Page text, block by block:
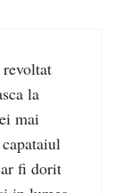
la
mai
fi dorit